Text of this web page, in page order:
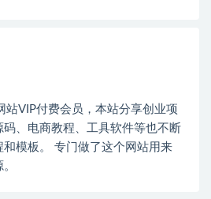
站VIP付费会员，本站分享创业项
码、电商教程、工具软件等也不断
模板。 专门做了这个网站用来